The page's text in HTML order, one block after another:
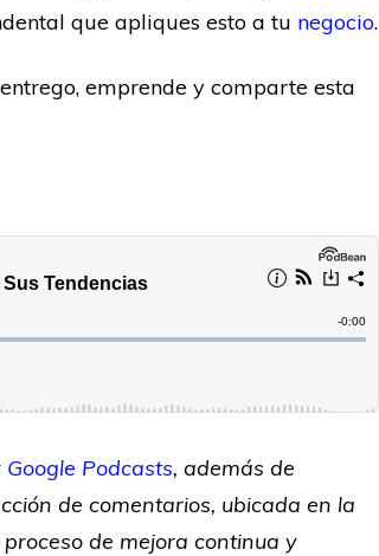
que apliques esto a tu negocio.
emprende y comparte esta
Google Podcasts, además de
de comentarios, ubicada en la
de mejora continua y